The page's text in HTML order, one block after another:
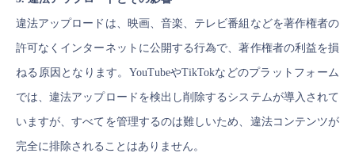
違法アップロードは、映画、音楽、テレビ番組などを著作権者の
許可なくインターネットに公開する行為で、著作権者の利益を損
ねる原因となります。YouTubeやTikTokなどのプラットフォーム
では、違法アップロードを検出し削除するシステムが導入されて
いますが、すべてを管理するのは難しいため、違法コンテンツが
完全に排除されることはありません。